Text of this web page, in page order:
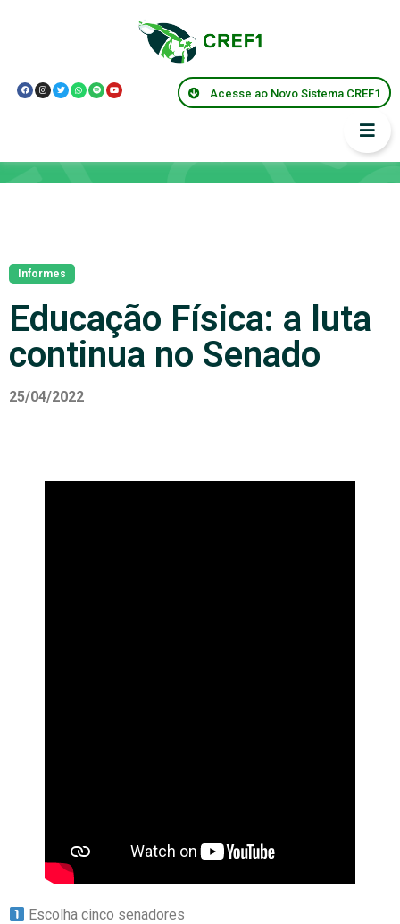
Acesse ao Novo Sistema CREF1
Informes
Educação Física: a luta
continua no Senado
25/04/2022
Escolha cinco senadores